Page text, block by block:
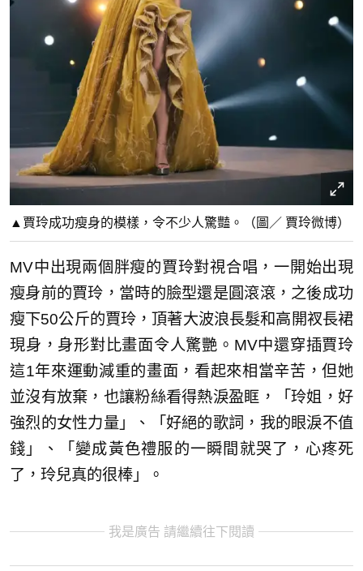
▲賈玲成功瘦身的模樣，令不少人驚豔。（圖／ 賈玲微博）
MV中出現兩個胖瘦的賈玲對視合唱，一開始出現
瘦身前的賈玲，當時的臉型還是圓滾滾，之後成功
瘦下50公斤的賈玲，頂著大波浪長髮和高開衩長裙
現身，身形對比畫面令人驚艷。MV中還穿插賈玲
這1年來運動減重的畫面，看起來相當辛苦，但她
並沒有放棄，也讓粉絲看得熱淚盈眶，「玲姐，好
強烈的女性力量」、「好絕的歌詞，我的眼淚不值
錢」、「變成黃色禮服的一瞬間就哭了，心疼死
了，玲兒真的很棒」。
我是廣告 請繼續往下閱讀